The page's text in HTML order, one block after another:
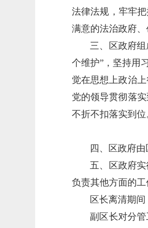
法律法规，牢牢
满意的法治政府
三、区政府
个维护”，坚持用
觉在思想上政治
党的领导贯彻落
不折不扣落实到位
四、区政府
五、区政府
负责其他方面的
区长离清期
副区长对分